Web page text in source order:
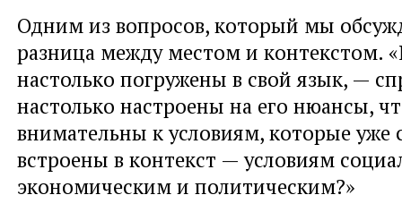
Одним из вопросов, который мы
разница между местом и контекстом.
настолько погружены в свой язык, —
настолько настроены на его нюансы,
внимательны к условиям, которые уже
встроены в контекст — условиям
экономическим и политическим?»